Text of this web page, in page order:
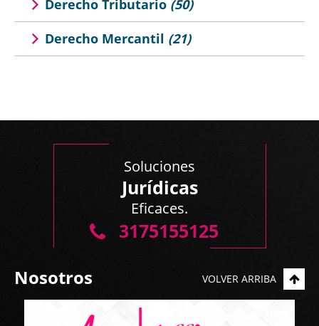
Derecho Tributario (50)
Derecho Mercantil (21)
Soluciones
Jurídicas
Eficaces.
3175155125
Nosotros VOLVER ARRIBA